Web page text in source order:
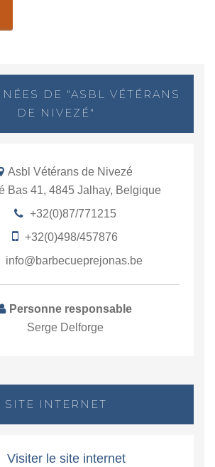
DE "ASBL VÉTÉRANS
DE NIVEZÉ"
Asbl Vétérans de Nivezé
Bas 41, 4845 Jalhay, Belgique
+32(0)87/771215
+32(0)498/457876
info@barbecueprejonas.be
Personne responsable
Serge Delforge
SITE INTERNET
Visiter le site internet